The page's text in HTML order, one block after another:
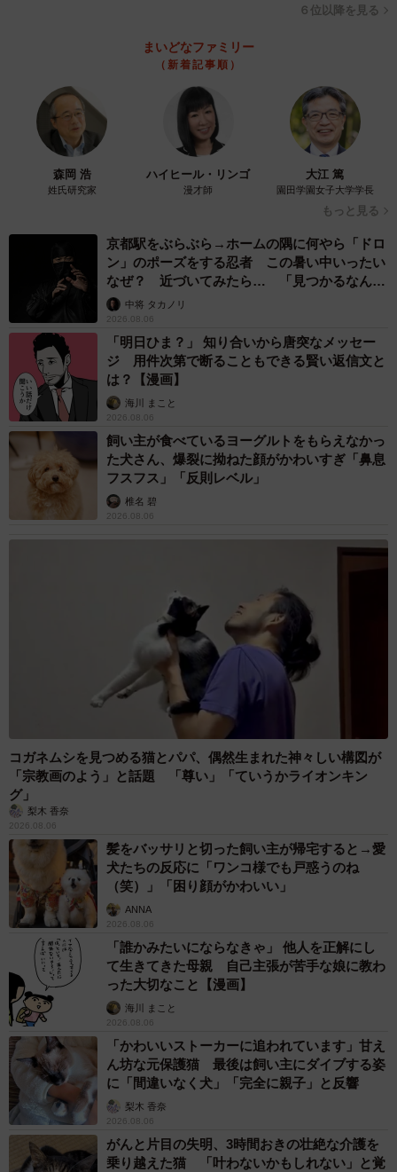
６位以降を見る
まいどなファミリー
（新着記事順）
森岡 浩
姓氏研究家
ハイヒール・リンゴ
漫才師
大江 篤
園田学園女子大学学長
もっと見る
京都駅をぶらぶら→ホームの隅に何やら「ドロ
ン」のポーズをする忍者 この暑い中いったい
なぜ？ 近づいてみたら… 「見つかるなんて
未熟」中将 タカノリ
2026.08.06
「明日ひま？」 知り合いから唐突なメッセー
ジ 用件次第で断ることもできる賢い返信文と
は？【漫画】
海川 まこと
2026.08.06
飼い主が食べているヨーグルトをもらえなかっ
た犬さん、爆裂に拗ねた顔がかわいすぎ「鼻息
フスフス」「反則レベル」
椎名 碧
2026.08.06
コガネムシを見つめる猫とパパ、偶然生まれた神々しい構図が
「宗教画のよう」と話題 「尊い」「ていうかライオンキン
グ」
梨木 香奈
2026.08.06
髪をバッサリと切った飼い主が帰宅すると→愛
犬たちの反応に「ワンコ様でも戸惑うのね
（笑）」「困り顔がかわいい」
ANNA
2026.08.06
「誰かみたいにならなきゃ」 他人を正解にし
て生きてきた母親 自己主張が苦手な娘に教わ
った大切なこと【漫画】
海川 まこと
2026.08.06
「かわいいストーカーに追われています」甘え
ん坊な元保護猫 最後は飼い主にダイブする姿
に「間違いなく犬」「完全に親子」と反響
梨木 香奈
2026.08.06
がんと片目の失明、3時間おきの壮絶な介護を
乗り越えた猫 「叶わないかもしれない」と覚